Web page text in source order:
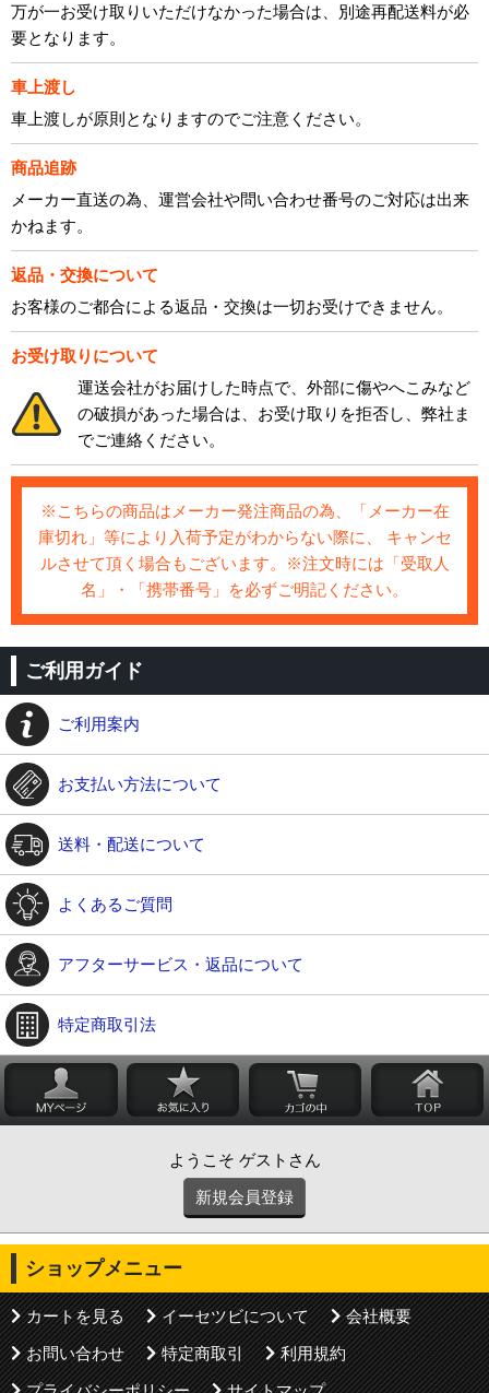
万が一お受け取りいただけなかった場合は、別途再配送料が必
要となります。
車上渡し
車上渡しが原則となりますのでご注意ください。
商品追跡
メーカー直送の為、運営会社や問い合わせ番号のご対応は出来
かねます。
返品・交換について
お客様のご都合による返品・交換は一切お受けできません。
お受け取りについて
運送会社がお届けした時点で、外部に傷やへこみなど
の破損があった場合は、お受け取りを拒否し、弊社ま
でご連絡ください。
※こちらの商品はメーカー発注商品の為、「メーカー在
庫切れ」等により入荷予定がわからない際に、 キャンセ
ルさせて頂く場合もございます。※注文時には「受取人
名」・「携帯番号」を必ずご明記ください。
ご利用ガイド
ご利用案内
お支払い方法について
送料・配送について
よくあるご質問
アフターサービス・返品について
特定商取引法
ようこそ ゲストさん
新規会員登録
ショップメニュー
カートを見る イーセツビについて
会社概要
お問い合わせ
特定商取引
利用規約